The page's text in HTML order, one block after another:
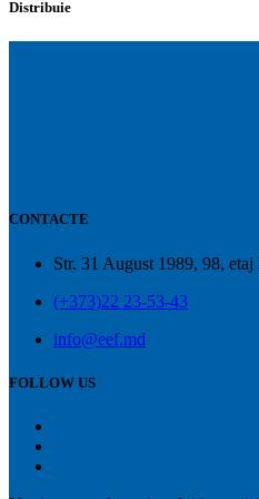
Distribuie
CONTACTE
Str. 31 August 1989, 98,
(+373)22 23-53-43
info@eef.md
FOLLOW US